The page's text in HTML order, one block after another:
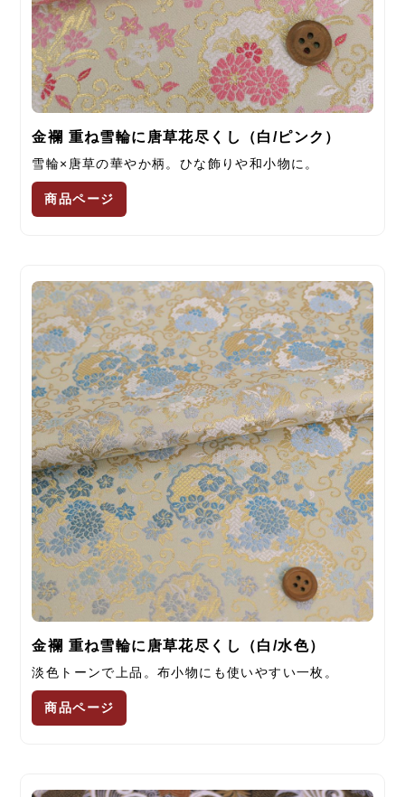
金襴 重ね雪輪に唐草花尽くし（白/ピンク）
雪輪×唐草の華やか柄。ひな飾りや和小物に。
商品ページ
金襴 重ね雪輪に唐草花尽くし（白/水色）
淡色トーンで上品。布小物にも使いやすい一枚。
商品ページ